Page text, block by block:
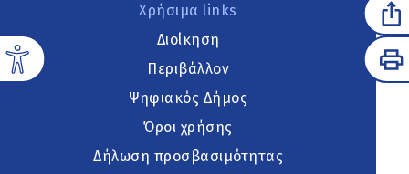
Χρήσιμα links
Διοίκηση
Περιβάλλον
Ψηφιακός Δήμος
Όροι χρήσης
Δήλωση προσβασιμότητας